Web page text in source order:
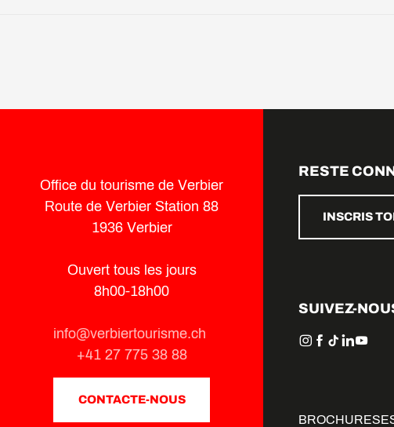
Office du tourisme de Verbier
Route de Verbier Station 88
1936 Verbier
Ouvert tous les jours
8h00-18h00
info@verbiertourisme.ch
+41 27 775 38 88
CONTACTE-NOUS
RESTE
INSCRIS
SUIVEZ-
BROCHURES